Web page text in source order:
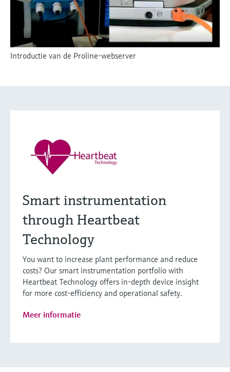
Introductie van de Proline-webserver
Smart instrumentation
through Heartbeat
Technology
You want to increase plant performance and reduce
costs? Our smart instrumentation portfolio with
Heartbeat Technology offers in-depth device insight
for more cost-efficiency and operational safety.
Meer informatie